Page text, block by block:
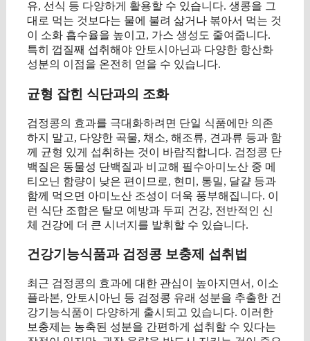
유, 선식 등 다양하게 활용할 수 있습니다. 생콩을 그
대로 먹는 것보다는 물에 불려 삶거나 볶아서 먹는 것
이 소화 흡수율을 높이고, 가스 생성도 줄여줍니다.
특히 껍질째 섭취해야 안토시아닌과 다양한 항산화
성분의 이점을 온전히 얻을 수 있습니다.
균형 잡힌 식단과의 조화
검정콩의 효과를 극대화하려면 단일 식품에만 의존
하지 말고, 다양한 곡물, 채소, 해조류, 견과류 등과 함
께 균형 있게 섭취하는 것이 바람직합니다. 검정콩 단
백질은 동물성 단백질과 비교해 필수아미노산 중 메
티오닌 함량이 낮은 편이므로, 현미, 통밀, 달걀 등과
함께 먹으면 아미노산 조성이 더욱 풍부해집니다. 이
런 식단 조합은 탈모 예방과 두피 건강, 전반적인 신
체 건강에 더 큰 시너지를 발휘할 수 있습니다.
건강기능식품과 검정콩 보충제 섭취법
최근 검정콩의 효과에 대한 관심이 높아지면서, 이소
플라본, 안토시아닌 등 검정콩 유래 성분을 추출한 건
강기능식품이 다양하게 출시되고 있습니다. 이러한
보충제는 농축된 성분을 간편하게 섭취할 수 있다는